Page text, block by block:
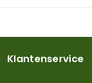
Klantenservice